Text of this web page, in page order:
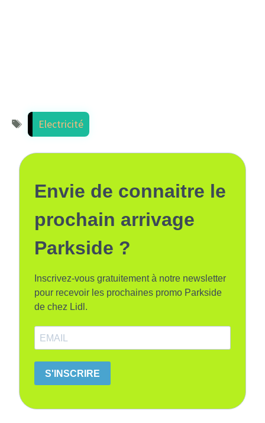
Étiquettes
Electricité
Envie de connaitre le
prochain arrivage
Parkside ?
Inscrivez-vous gratuitement à notre newsletter
pour recevoir les prochaines promo Parkside
de chez Lidl.
S'INSCRIRE